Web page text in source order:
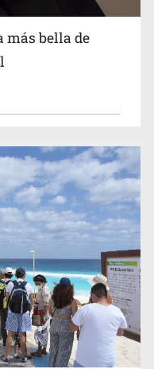
de aguacate en
más bella de